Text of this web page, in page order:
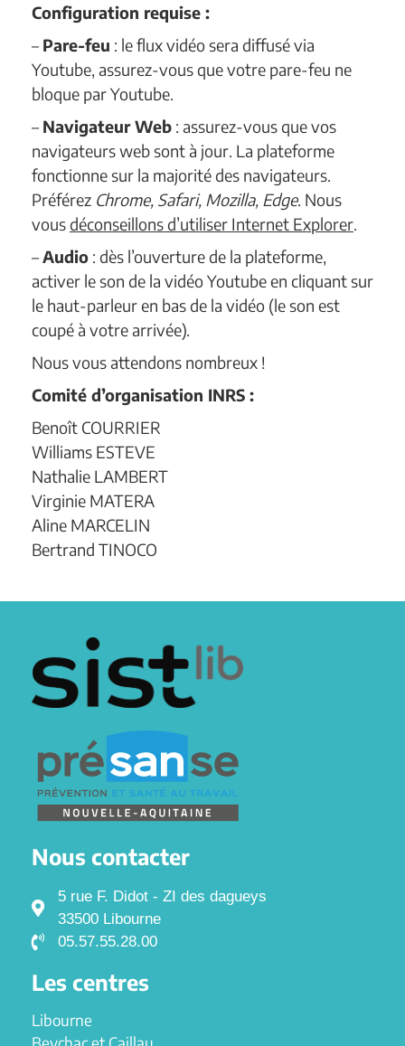
Configuration requise :
– Pare-feu : le flux vidéo sera diffusé via
Youtube, assurez-vous que votre pare-feu ne
bloque par Youtube.
– Navigateur Web : assurez-vous que vos
navigateurs web sont à jour. La plateforme
fonctionne sur la majorité des navigateurs.
Préférez Chrome, Safari, Mozilla, Edge. Nous
vousdéconseillons d’utiliser Internet Explorer
– Audio : dès l’ouverture de la plateforme,
activer le son de la vidéo Youtube en cliquant sur
le haut-parleur en bas de la vidéo (le son est
coupé à votre arrivée).
Nous vous attendons nombreux !
Comité d’organisation INRS :
Benoît COURRIER
Williams ESTEVE
Nathalie LAMBERT
Virginie MATERA
Aline MARCELIN
Bertrand TINOCO
Nous contacter
5 rue F. Didot - ZI des dagueys
33500 Libourne
05.57.55.28.00
Les centres
Libourne